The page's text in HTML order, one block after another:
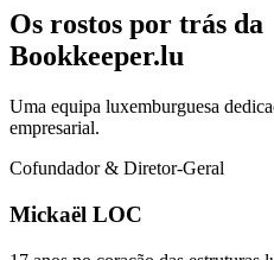
Os rostos por trás da
Bookkeeper.lu
Uma equipa luxemburguesa
empresarial.
Cofundador & Diretor-Geral
Mickaël LOC